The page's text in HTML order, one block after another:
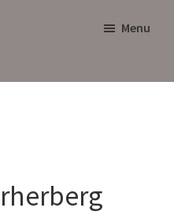
Menu